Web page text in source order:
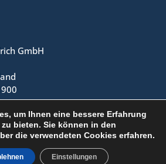
GmbH
um Ihnen eine bessere Erfahrung
bieten. Sie können in den
die verwendeten Cookies erfahren.
Einstellungen